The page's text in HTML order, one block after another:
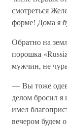
смотреться
форме! Дома я
Обратно на
порошка
мужчин, не
— Вы тоже
делом бросил
имел
вечером будем